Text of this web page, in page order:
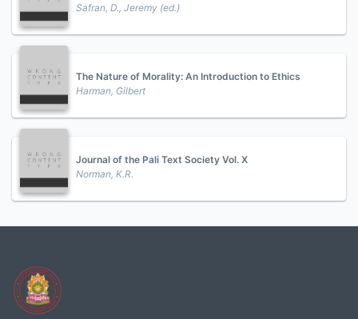
Safran, D., Jeremy (ed.)
The Nature of Morality: An Introduction to Ethics
Harman, Gilbert
Journal of the Pali Text Society Vol. X
Norman, K.R.